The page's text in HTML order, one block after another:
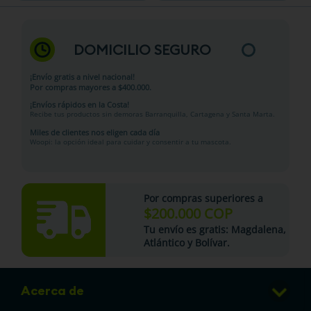
DOMICILIO SEGURO
¡Envío gratis a nivel nacional!
Por compras mayores a $400.000.
¡Envíos rápidos en la Costa!
Recibe tus productos sin demoras Barranquilla, Cartagena y Santa Marta.
Miles de clientes nos eligen cada día
Woopi: la opción ideal para cuidar y consentir a tu mascota.
Por compras superiores a
$200.000 COP
Tu envío es gratis: Magdalena,
Atlántico y Bolívar.
Acerca de